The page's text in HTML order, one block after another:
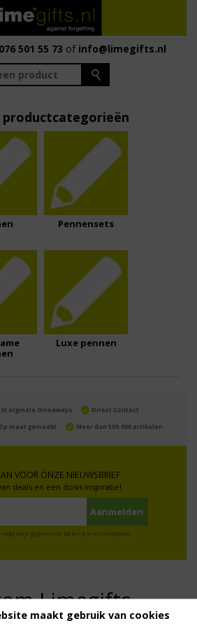
076 501 55 73 of info@limegifts.nl
productcategorieën
Pennensets
Luxe pennen
orginele Giveaways Direct Contact
Op maat gemaakt Meer dan 500.000 artikelen
VOOR ONZE NIEUWSBRIEF
deals en een dosis inspiratie!
met je gegevens om. Dat lees je in ons Privacybeleid.
Limegifts
maakt gebruik van cookies